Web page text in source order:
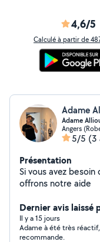
4,6/5
Calculé à partir de
Adame
Adame
Angers
5/5 (3
Présentation
Si vous avez
offrons notre aide
Dernier avis laissé
Il y a 15 jours
Adame à été très
recommande.